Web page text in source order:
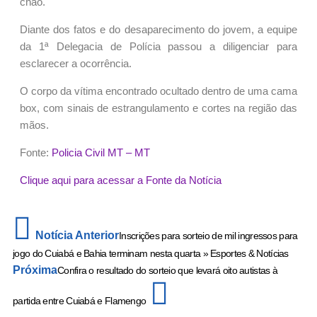
Diante dos fatos e do desaparecimento do jovem, a equipe
da 1ª Delegacia de Polícia passou a diligenciar para
esclarecer a ocorrência.
O corpo da vítima encontrado ocultado dentro de uma cama
box, com sinais de estrangulamento e cortes na região das
mãos.
Fonte: Policia Civil MT – MT
Clique aqui para acessar a Fonte da Notícia
Notícia AnteriorInscrições para sorteio de mil ingressos para
jogo do Cuiabá e Bahia terminam nesta quarta » Esportes & Notícias
PróximaConfira o resultado do sorteio que levará oito autistas à
partida entre Cuiabá e Flamengo